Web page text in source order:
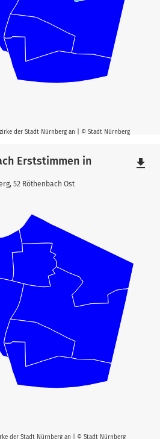
der Stadt Nürnberg an | © Stadt Nürnberg
der Stadt Nürnberg an | © Stadt Nürnberg
Erststimmen in
52 Röthenbach Ost
file_download